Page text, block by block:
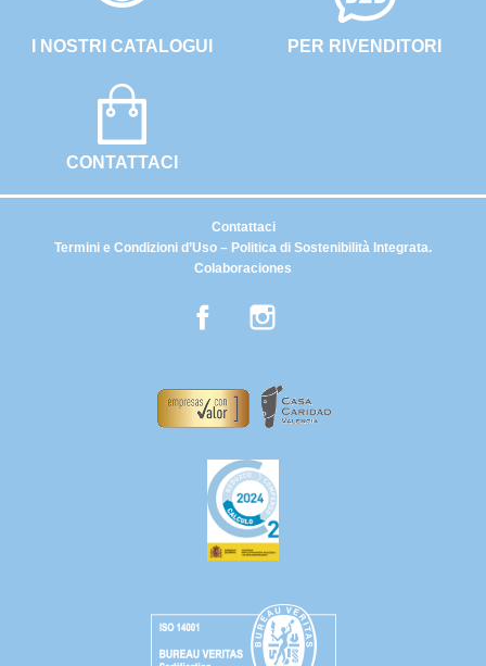
I NOSTRI CATALOGUI
CONTATTACI
PER RIVENDITORI
Termini e Condizioni d’Uso – Politica di Sostenibilità Integrata.
Colaboraciones
Contattaci
Facebook